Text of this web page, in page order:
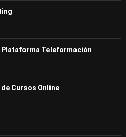
Plataforma Teleformación
Cursos Online